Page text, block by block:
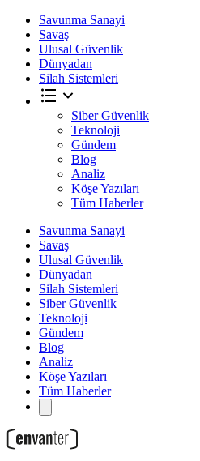
Savunma Sanayi
Savaş
Ulusal Güvenlik
Dünyadan
Silah Sistemleri
Siber Güvenlik
Teknoloji
Gündem
Blog
Analiz
Köşe Yazıları
Tüm Haberler
Savunma Sanayi
Savaş
Ulusal Güvenlik
Dünyadan
Silah Sistemleri
Siber Güvenlik
Teknoloji
Gündem
Blog
Analiz
Köşe Yazıları
Tüm Haberler